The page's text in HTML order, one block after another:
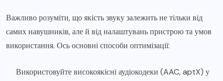
Важливо розуміти, що якість звуку залежить не тільки від
самих навушників, але й від налаштувань пристрою та умов
використання. Ось основні способи оптимізації:
Використовуйте високоякісні аудіокодеки (AAC, aptX) у